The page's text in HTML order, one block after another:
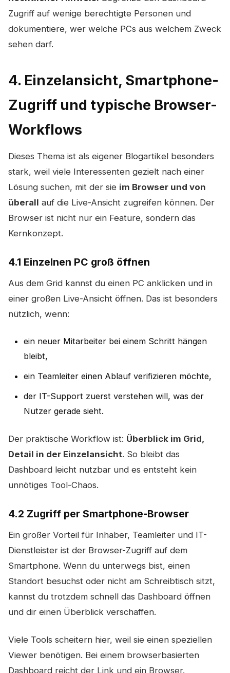
Zugriff auf wenige berechtigte Personen und
dokumentiere, wer welche PCs aus welchem Zweck
sehen darf.
4. Einzelansicht, Smartphone-
Zugriff und typische Browser-
Workflows
Dieses Thema ist als eigener Blogartikel besonders
stark, weil viele Interessenten gezielt nach einer
Lösung suchen, mit der sie im Browser und von
überall auf die Live-Ansicht zugreifen können. Der
Browser ist nicht nur ein Feature, sondern das
Kernkonzept.
4.1 Einzelnen PC groß öffnen
Aus dem Grid kannst du einen PC anklicken und in
einer großen Live-Ansicht öffnen. Das ist besonders
nützlich, wenn:
ein neuer Mitarbeiter bei einem Schritt hängen
bleibt,
ein Teamleiter einen Ablauf verifizieren möchte,
der IT-Support zuerst verstehen will, was der
Nutzer gerade sieht.
Der praktische Workflow ist: Überblick im Grid,
Detail in der Einzelansicht. So bleibt das
Dashboard leicht nutzbar und es entsteht kein
unnötiges Tool-Chaos.
4.2 Zugriff per Smartphone-Browser
Ein großer Vorteil für Inhaber, Teamleiter und IT-
Dienstleister ist der Browser-Zugriff auf dem
Smartphone. Wenn du unterwegs bist, einen
Standort besuchst oder nicht am Schreibtisch sitzt,
kannst du trotzdem schnell das Dashboard öffnen
und dir einen Überblick verschaffen.
Viele Tools scheitern hier, weil sie einen speziellen
Viewer benötigen. Bei einem browserbasierten
Dashboard reicht der Link und ein Browser.